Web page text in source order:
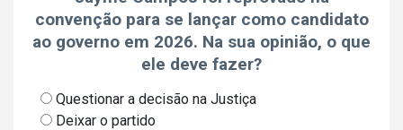
convenção para se lançar como candidato
ao governo em 2026. Na sua opinião, o que
ele deve fazer?
Questionar a decisão na Justiça
Deixar o partido